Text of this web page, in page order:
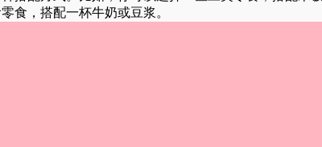
食，搭配一杯牛奶或豆浆。